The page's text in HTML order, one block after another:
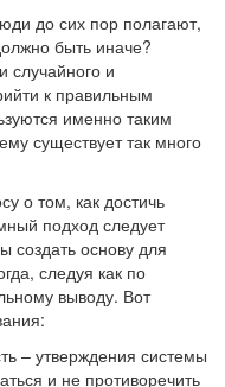
до сих пор полагают,
быть иначе?
случайного и
к правильным
именно таким
существует так много
о том, как достичь
подход следует
создать основу для
следуя как по
выводу. Вот
– утверждения системы
и не противоречить